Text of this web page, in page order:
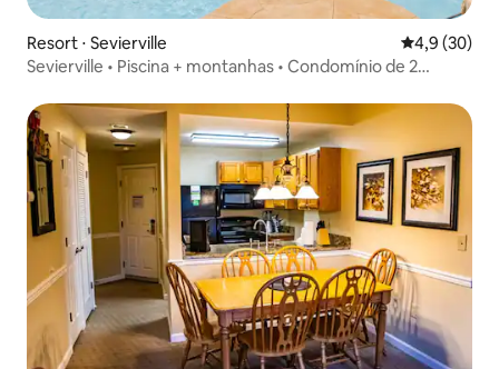
Resort ⋅ Sevierville 4,9 de uma
4,9 (30)
Sevierville • Piscina + montanhas • Condomínio de 2